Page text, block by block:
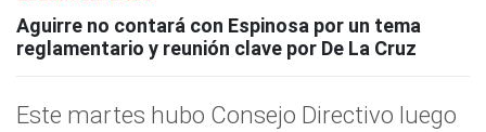
Aguirre no contará con Espinosa por un tema
reglamentario y reunión clave por De La Cruz
Este martes hubo Consejo Directivo luego